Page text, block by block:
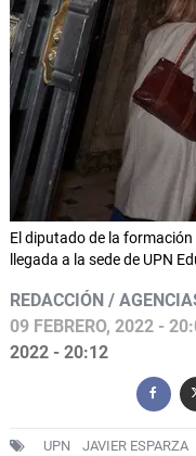
El diputado de la
llegada a la sede de UPN
REDACCIÓN /
09 FEBRERO, 2022 -
2022 - 20:12
UPN JAVIER ESPARZA